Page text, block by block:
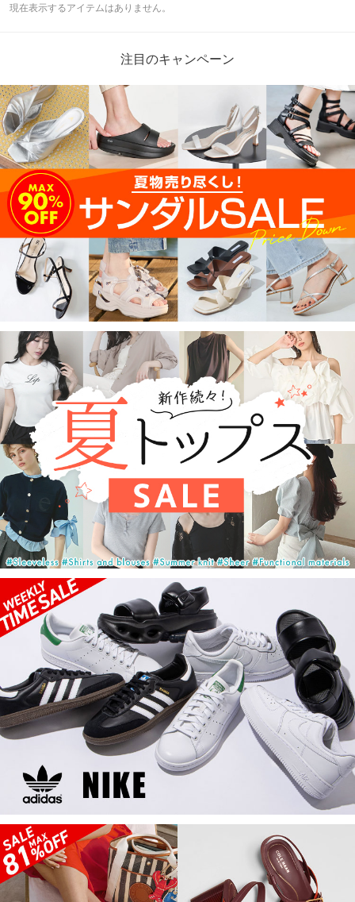
現在表示するアイテムはありません。
注目のキャンペーン